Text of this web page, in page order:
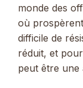
monde des
où
difficile de
réduit, et
peut être une